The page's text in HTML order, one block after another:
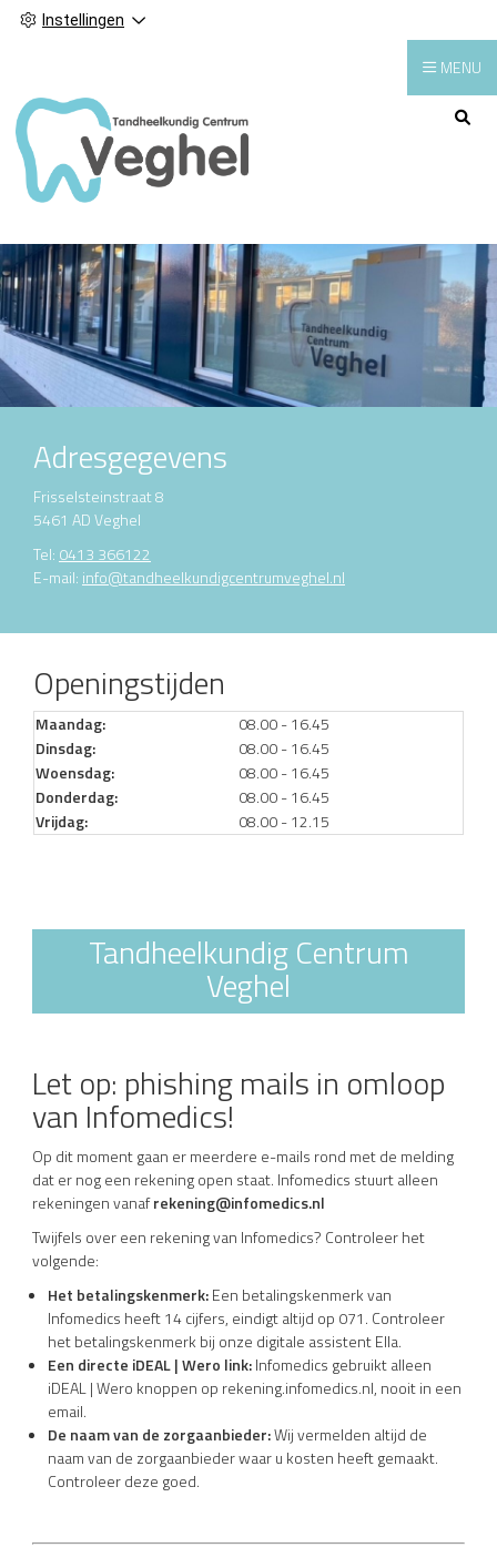
Instellingen
Hoofdmenu
MENU
Adresgegevens
Frisselsteinstraat 8
5461 AD Veghel
Tel: 0413 366122
E-mail: info@tandheelkundigcentrumveghel.nl
Openingstijden
Maandag:
08.00 - 16.45
Dinsdag:
08.00 - 16.45
Woensdag:
08.00 - 16.45
Donderdag:
08.00 - 16.45
Vrijdag:
08.00 - 12.15
Tandheelkundig Centrum
Veghel
Let op: phishing mails in omloop
van Infomedics!
Op dit moment gaan er meerdere e-mails rond met de melding
dat er nog een rekening open staat. Infomedics stuurt alleen
rekeningen vanafrekening@infomedics.nl
Twijfels over een rekening van Infomedics? Controleer het
volgende:
Het betalingskenmerk:Een betalingskenmerk van
Infomedics heeft 14 cijfers, eindigt altijd op 071. Controleer
het betalingskenmerk bij onze digitale assistent Ella.
Een directe iDEAL | Wero link:Infomedics gebruikt alleen
iDEAL | Wero knoppen op rekening.infomedics.nl, nooit in een
email.
De naam van de zorgaanbieder:Wij vermelden altijd de
naam van de zorgaanbieder waar u kosten heeft gemaakt.
Controleer deze goed.